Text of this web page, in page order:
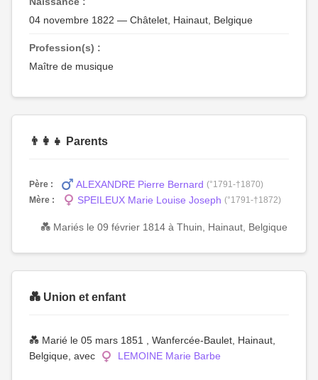
04 novembre 1822 — Châtelet, Hainaut, Belgique
Profession(s) :
Maître de musique
👨‍👩‍👧 Parents
Père : ALEXANDRE Pierre Bernard (°1791-†1870)
Mère :
SPEILEUX Marie Louise Joseph (°1791-†1872)
💑 Mariés le 09 février 1814 à Thuin, Hainaut, Belgique
💑 Union et enfant
💑 Marié le 05 mars 1851 , Wanfercée-Baulet, Hainaut,
Belgique, avec
LEMOINE Marie Barbe